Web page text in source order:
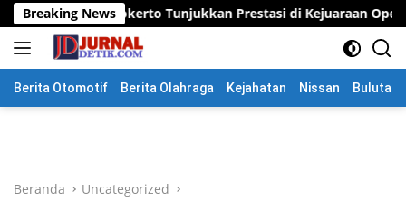
Langsung
ke
konten
Breaking News
Tunjukkan Prestasi di Kejuaraan Open Piala Wali Kota
Berita Otomotif Berita Olahraga Kejahatan Nissan
Beranda Uncategorized